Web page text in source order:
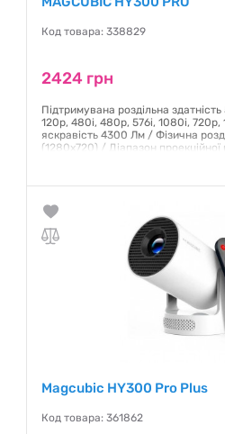
Код товара: 338829
2424 грн
Підтримувана роздільна
120p, 480i, 480p, 576i, 1080i, 720p,
яскравість 4300 Лм / Фізична
(1280х720) / Діапазон проекційної
Magcubic HY300 Pro Plus
Код товара: 361862